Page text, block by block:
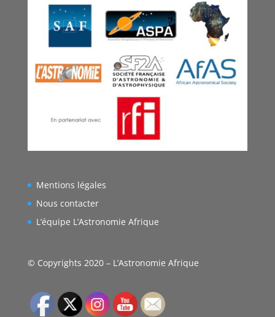
Mentions légales
Nous contacter
L’équipe L’Astronomie Afrique
© Copyrights 2020 – L’Astronomie Afrique